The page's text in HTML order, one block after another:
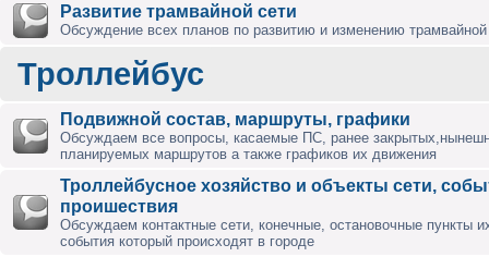
Развитие трамвайной сети
Обсуждение всех планов по развитию и изменению трамвайной
Троллейбус
Подвижной состав, маршруты, графики
Обсуждаем все вопросы, касаемые ПС, ранее
планируемых маршрутов а также графиков их движения
Троллейбусное хозяйство и объекты сети,
проишествия
Обсуждаем контактные сети, конечные, остановочные пункты
события который происходят в городе